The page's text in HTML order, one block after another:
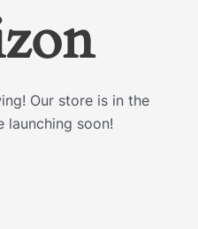
Our store is in the
launching soon!